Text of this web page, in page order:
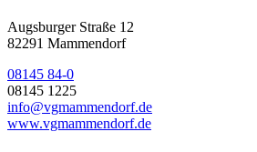
Augsburger Straße 12
82291 Mammendorf
08145 84-0
08145 1225
info@vgmammendorf.de
www.vgmammendorf.de